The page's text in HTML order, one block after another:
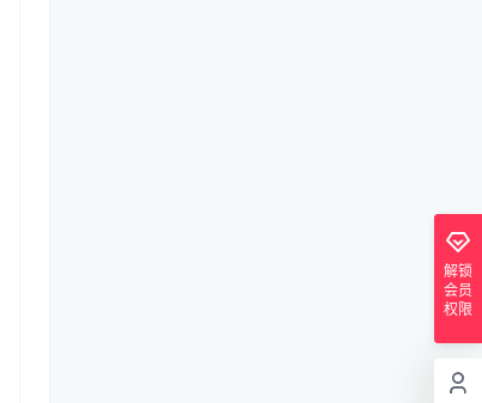
解锁
会员
权限